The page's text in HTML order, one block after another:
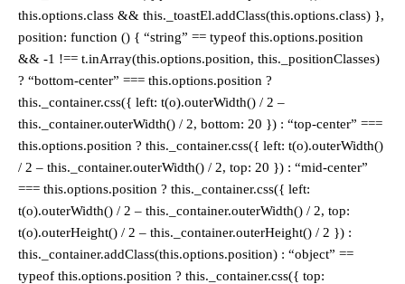
this.options.class && this._toastEl.addClass(this.options.class) },
position: function () { “string” == typeof this.options.position
&& -1 !== t.inArray(this.options.position, this._positionClasses)
? “bottom-center” === this.options.position ?
this._container.css({ left: t(o).outerWidth() / 2 –
this._container.outerWidth() / 2, bottom: 20 }) : “top-center” ===
this.options.position ? this._container.css({ left: t(o).outerWidth()
/ 2 – this._container.outerWidth() / 2, top: 20 }) : “mid-center”
=== this.options.position ? this._container.css({ left:
t(o).outerWidth() / 2 – this._container.outerWidth() / 2, top:
t(o).outerHeight() / 2 – this._container.outerHeight() / 2 }) :
this._container.addClass(this.options.position) : “object” ==
typeof this.options.position ? this._container.css({ top: